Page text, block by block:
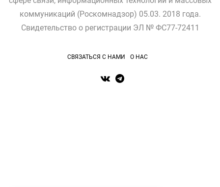
коммуникаций (Роскомнадзор) 05.03. 2018 года.
Свидетельство о регистрации ЭЛ № ФС77-72411
СВЯЗАТЬСЯ С НАМИ О НАС